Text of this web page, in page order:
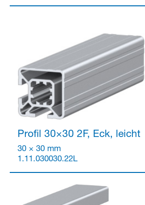
Profil 30×30 2F, Eck, leicht
30 × 30 mm
1.11.030030.22L